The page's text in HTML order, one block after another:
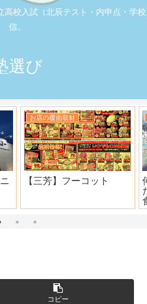
校入試（北辰テスト・内申点・学
信。
選び
お店の覆面取材
地元本格寿司屋。おり
コピー